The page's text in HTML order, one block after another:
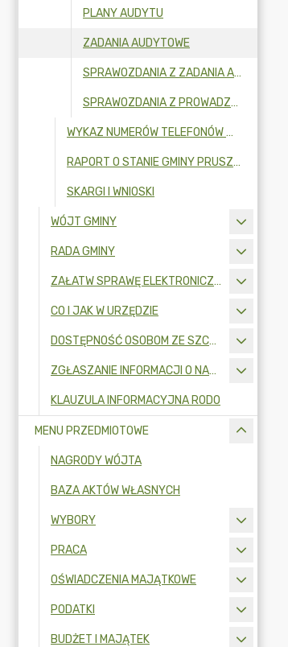
PLANY AUDYTU
ZADANIA AUDYTOWE
SPRAWOZDANIA Z ZADANIA AUDYTOWEGO
SPRAWOZDANIA Z PROWADZENIA AUDYTU WEWNĘTRZNEGO
WYKAZ NUMERÓW TELEFONÓW W URZĘDZIE GMINY
RAPORT O STANIE GMINY PRUSZCZ GDAŃSKI
SKARGI I WNIOSKI
WÓJT GMINY
RADA GMINY
ZAŁATW SPRAWĘ ELEKTRONICZNIE
CO I JAK W URZĘDZIE
DOSTĘPNOŚĆ OSOBOM ZE SZCZEGÓLNYMI POTRZEBAMI
ZGŁASZANIE INFORMACJI O NARUSZENIU PRAWA I OCHRONA SYGNALISTÓW
KLAUZULA INFORMACYJNA RODO
MENU PRZEDMIOTOWE
NAGRODY WÓJTA
BAZA AKTÓW WŁASNYCH
WYBORY
PRACA
OŚWIADCZENIA MAJĄTKOWE
PODATKI
BUDŻET I MAJĄTEK